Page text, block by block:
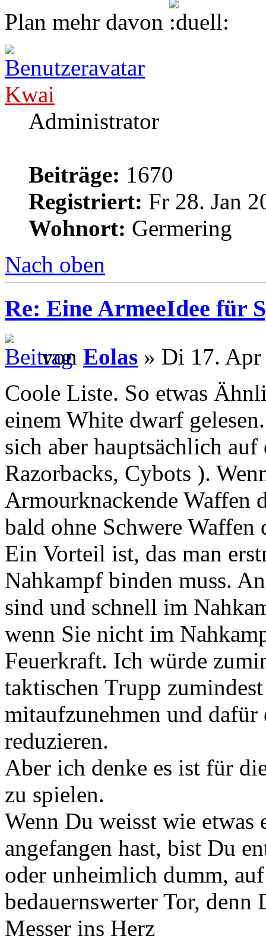
Plan mehr davon
Kwai
Administrator
Beiträge: 1670
Registriert: Fr 28. Jan
Wohnort: Germering
Nach oben
Re: Eine ArmeeIdee für
von Eolas » Di 17.
Coole Liste. So etwas
einem White dwarf
sich aber hauptsächlich
Razorbacks, Cybots ).
Armourknackende Waffen
bald ohne Schwere Waffen
Ein Vorteil ist, das man
Nahkampf binden muss.
sind und schnell im
wenn Sie nicht im
Feuerkraft. Ich würde
taktischen Trupp
mitaufzunehmen und
reduzieren.
Aber ich denke es ist für
zu spielen.
Wenn Du weisst wie
angefangen hast, bist Du
oder unheimlich dumm,
bedauernswerter Tor,
Messer ins Herz